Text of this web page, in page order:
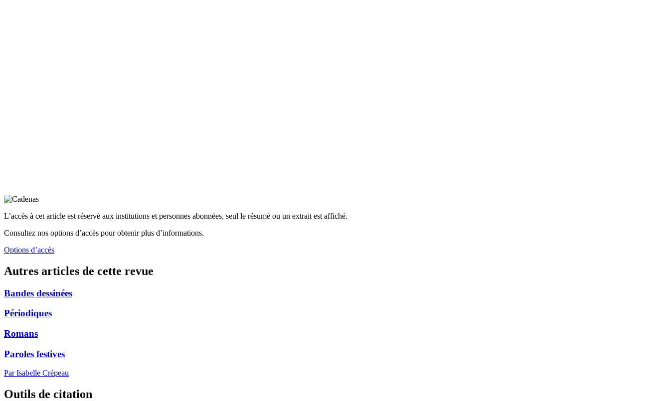
L’accès à cet article est réservé aux institutions et personnes abonnées, seul le résumé ou un extrait est affiché.
Consultez nos options d’accès pour obtenir plus d’informations.
Options d’accès
Autres articles de cette revue
Bandes dessinées
Périodiques
Romans
Paroles festives
Par Isabelle Crépeau
Outils de citation